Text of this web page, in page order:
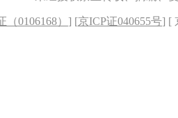
0106168） ] [京ICP证040655号] [